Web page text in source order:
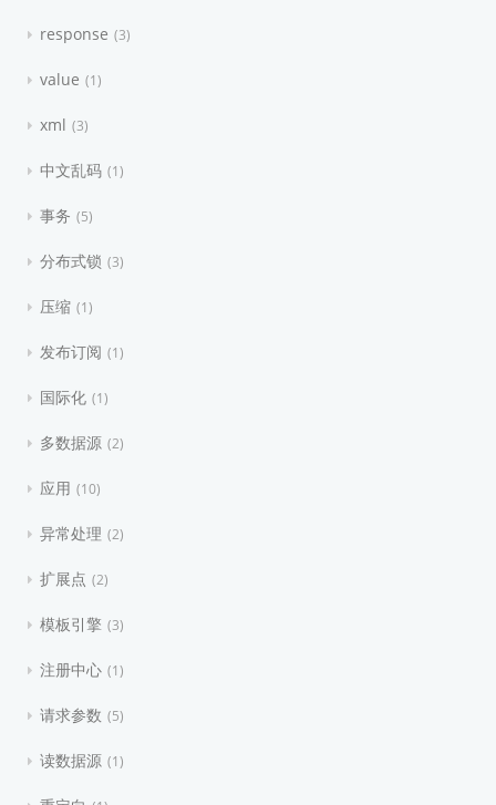
response 3
value 1
xml 3
中文乱码 1
事务 5
分布式锁 3
压缩 1
发布订阅 1
国际化 1
多数据源 2
应用 10
异常处理 2
扩展点 2
模板引擎 3
注册中心 1
请求参数 5
读数据源 1